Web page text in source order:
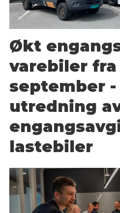
Økt
varebiler fra
september -
utredning
lastebiler